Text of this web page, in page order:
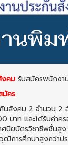
งคม รับสมัครพนักง
มัคร
กันสังคม 2 จำนวน 2
บาท และได้รับค่าค
นียบัตรวิชาชีพชั้นสูง
ฒิการศึกษาสูงกว่า